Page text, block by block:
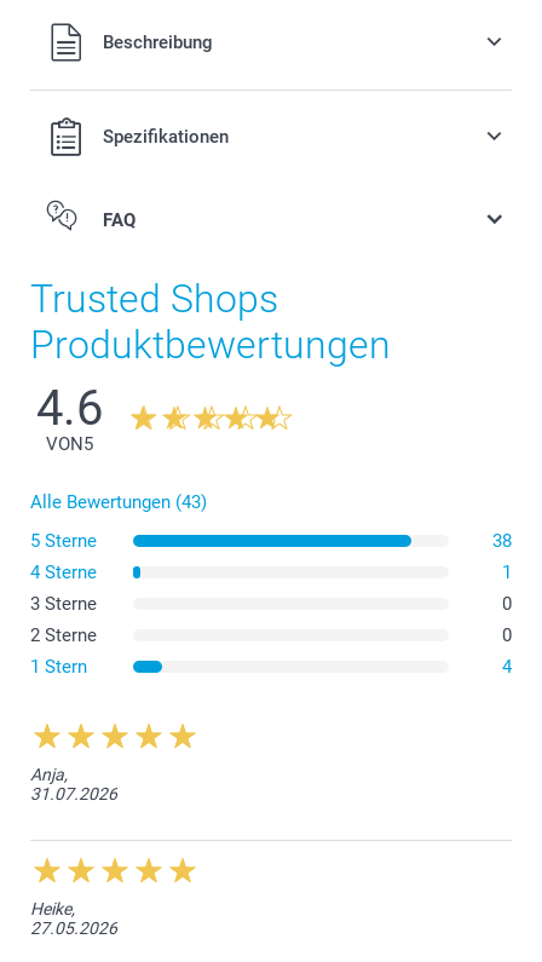
Alle Preise verstehen sich in EURO (€) inkl. MwSt. und zzgl.
Versandkosten.Beschreibung
Spezifikationen
FAQ
Trusted Shops
Produktbewertungen
4.6
VON5
Alle Bewertungen (43)
5 Sterne
38
4 Sterne
1
3 Sterne
0
2 Sterne
0
1 Stern
4
Anja,
31.07.2026
Heike,
27.05.2026